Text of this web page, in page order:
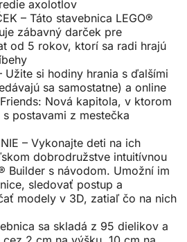
axolotlov
– Táto stavebnica LEGO®
zábavný darček pre
od 5 rokov, ktorí sa radi hrajú
Užite si hodiny hrania s ďalšími
sa samostatne) a online
Nová kapitola, v ktorom
postavami z mestečka
– Vykonajte deti na ich
dobrodružstve intuitívnou
Builder s návodom. Umožní im
sledovať postup a
modely v 3D, zatiaľ čo na nich
sa skladá z 95 dielikov a